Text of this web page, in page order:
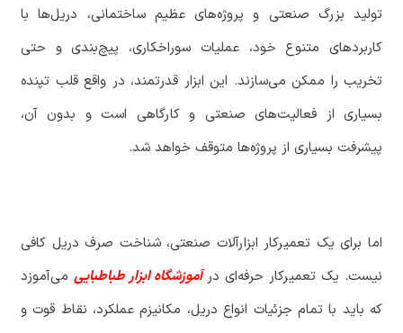
تولید بزرگ صنعتی و پروژه‌های عظیم ساختمانی، دریل‌ها با
کاربردهای متنوع خود، عملیات سوراخکاری، پیچ‌بندی و حتی
تخریب را ممکن می‌سازند. این ابزار قدرتمند، در واقع قلب تپنده
بسیاری از فعالیت‌های صنعتی و کارگاهی است و بدون آن،
پیشرفت بسیاری از پروژه‌ها متوقف خواهد شد.
اما برای یک تعمیرکار ابزارآلات صنعتی، شناخت صرف دریل کافی
نیست. یک تعمیرکار حرفه‌ای درآموزشگاه ابزار طباطباییمی‌آموزد
که باید با تمام جزئیات انواع دریل، مکانیزم عملکرد، نقاط قوت و